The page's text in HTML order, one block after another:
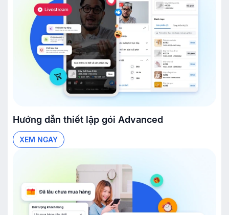
Hướng dẫn thiết lập gói Advanced
XEM NGAY